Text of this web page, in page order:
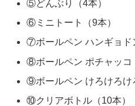
⑤どんぶり（4本）
⑥ミニトート（9本）
⑦ボールペン ハンギョド
⑧ボールペン ポチャッコ
⑨ボールペン けろけろけ
⑩クリアボトル（10本）